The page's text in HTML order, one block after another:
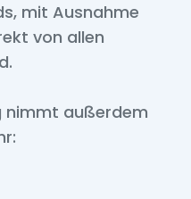
mit Ausnahme
von allen
nimmt außerdem